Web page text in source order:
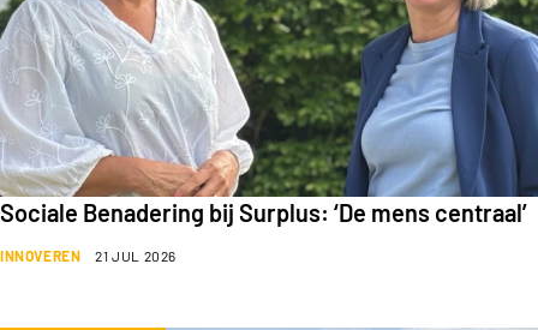
INNOVEREN 21 JUL 2026
Sociale Benadering bij Surplus: ‘De mens centraal’